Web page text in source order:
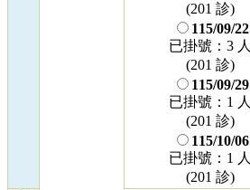
(201 診)
115/09/22
已掛號：3 人
(201 診)
115/09/29
已掛號：1 人
(201 診)
115/10/06
已掛號：1 人
(201 診)